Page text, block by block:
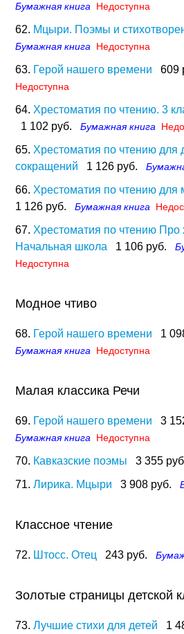
Бумажная книга Недоступна
62. Мцыри. Поэмы и
Бумажная книга Недоступна
63. Герой нашего времени 609
Недоступна
64. Хрестоматия по чтению. 3
1 102 руб.
Бумажная книга
65. Хрестоматия по чтению для
сокращений
1 126 руб.
66. Хрестоматия по чтению для
1 126 руб.
Бумажная книга
67. Хрестоматия по чтению Про
Начальная школа
1 106 руб.
Недоступна
Модное чтиво
68. Герой нашего времени 1
Бумажная книга Недоступна
Малая классика Речи
69. Герой нашего времени 3
Бумажная книга Недоступна
70. Кавказские поэмы 3 355
71. Лирика. Мцыри 3 908 руб.
Классное чтение
72. Штосс. Отец 243 руб.
Золотые страницы детской
73. Лучшие стихи для детей 1